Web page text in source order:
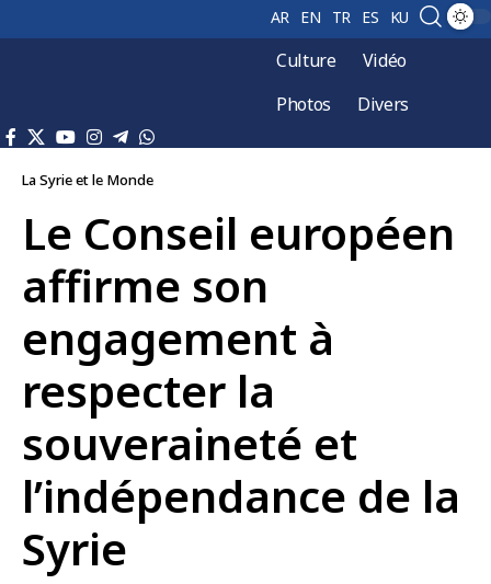
AR EN TR ES KU
Culture
Vidéo
Photos
Divers
La Syrie et le Monde
Le Conseil européen
affirme son
engagement à
respecter la
souveraineté et
l’indépendance de la
Syrie